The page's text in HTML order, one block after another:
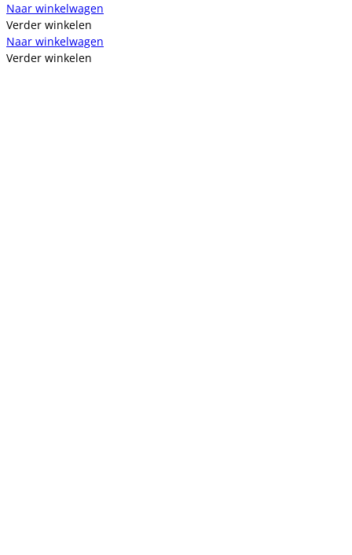
Naar winkelwagen
Verder winkelen
Naar winkelwagen
Verder winkelen